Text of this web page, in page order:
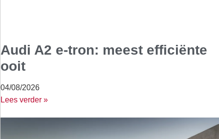
Audi A2 e-tron: meest efficiënte
ooit
04/08/2026
Lees verder »